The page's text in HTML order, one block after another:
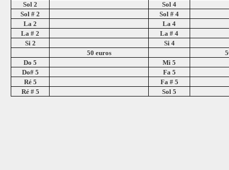
Sol 2
Sol 4
Sol # 2
Sol # 4
La 2
La 4
La # 2
La # 4
Si 2
Si 4
50 euros
Do 5
Mi 5
Do# 5
Fa 5
Ré 5
Fa # 5
Ré # 5
Sol 5